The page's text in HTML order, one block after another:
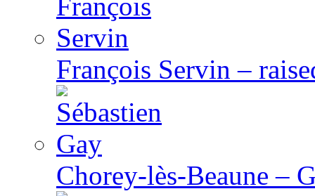
François Servin –
Chorey-lès-Beaune –